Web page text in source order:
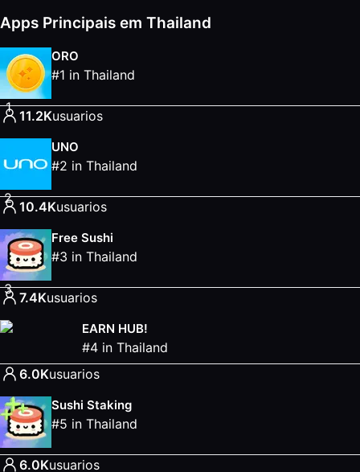
Apps Principais em Thailand
1
ORO
#1 in Thailand
11.2Kusuarios
2
UNO
#2 in Thailand
10.4Kusuarios
3
Free Sushi
#3 in Thailand
7.4Kusuarios
EARN HUB!
#4 in Thailand
6.0Kusuarios
Sushi Staking
#5 in Thailand
6.0Kusuarios